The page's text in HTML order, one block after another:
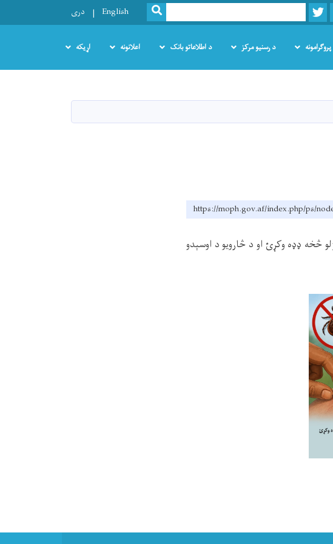
Twitter
Search
SEARCH
English دری
د رسنیو مرکز د اطلاعاتو بانک اعلانونه اړیکه
https://moph.gov.af/index.php/ps/
ډډه وکړئ او د څارويو د اوسېدو